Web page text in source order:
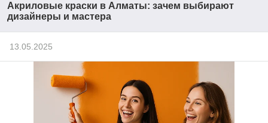
Акриловые краски в Алматы: зачем выбирают
дизайнеры и мастера
13.05.2025